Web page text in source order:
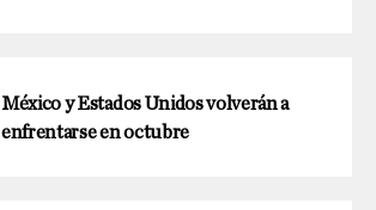
México y Estados Unidos volverán a
enfrentarse en octubre